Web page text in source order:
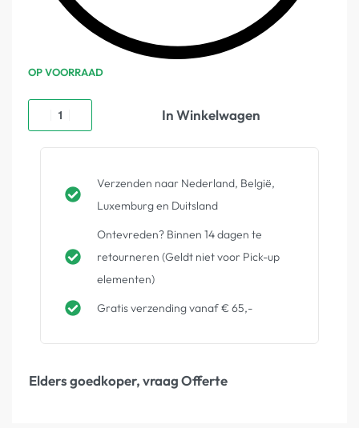
OP VOORRAAD
In Winkelwagen
Verzenden naar Nederland, België,
Luxemburg en Duitsland
Ontevreden? Binnen 14 dagen te
retourneren (Geldt niet voor Pick-up
elementen)
Gratis verzending vanaf € 65,-
Elders goedkoper, vraag Offerte